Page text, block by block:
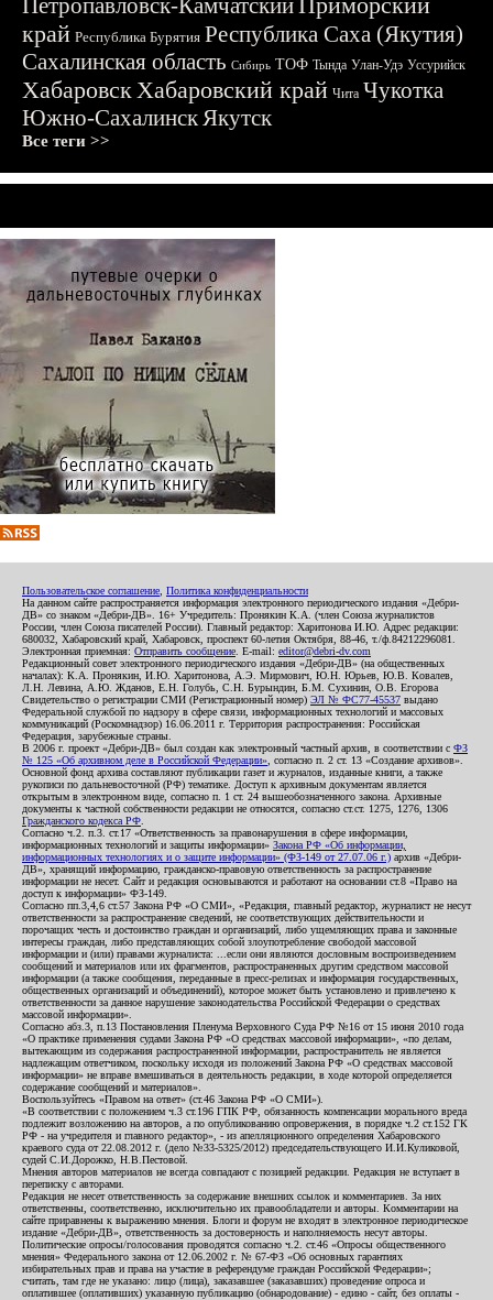
Петропавловск-Камчатский
край Республика Бурятия Республика Саха (Якутия)
Сахалинская область Сибирь ТОФ Тында Улан-Удэ Уссурийск
ХабаровскХабаровский край Чита Чукотка
Южно-СахалинскЯкутск
Все теги >>
Пользовательское соглашение Политика конфиденциальности
На данном сайте распространяется информация электронного периодического издания «Дебри-
ДВ» со знаком «Дебри-ДВ». 16+ Учредитель: Пронякин К.А. (член Союза журналистов
России, член Союза писателей России). Главный редактор: Харитонова И.Ю. Адрес редакции:
680032, Хабаровский край, Хабаровск, проспект 60-летия Октября, 88-46, т./ф.84212296081.
Электронная приемная: Отправить сообщение . E-mail: editor@debri-dv.com
Редакционный совет электронного периодического издания «Дебри-ДВ» (на общественных
началах): К.А. Пронякин, И.Ю. Харитонова, А.Э. Мирмович, Ю.Н. Юрьев, Ю.В. Ковалев,
Л.Н. Левина, А.Ю. Жданов, Е.Н. Голубь, С.Н. Бурындин, Б.М. Сухинин, О.В. Егорова
Свидетельство о регистрации СМИ (Регистрационный номер) ЭЛ № ФС77-45537 выдано
Федеральной службой по надзору в сфере связи, информационных технологий и массовых
коммуникаций (Роскомнадзор) 16.06.2011 г. Территория распространения: Российская
Федерация, зарубежные страны.
В 2006 г. проект «Дебри-ДВ» был создан как электронный частный архив, в соответствии с ФЗ
№ 125 «Об архивном деле в Российской Федерации» , согласно п. 2 ст. 13 «Создание архивов».
Основной фонд архива составляют публикации газет и журналов, изданные книги, а также
рукописи по дальневосточной (РФ) тематике. Доступ к архивным документам является
открытым в электронном виде, согласно п. 1 ст. 24 вышеобозначенного закона. Архивные
документы к частной собственности редакции не относятся, согласно ст.ст. 1275, 1276, 1306
Гражданского кодекса РФ
Согласно ч.2. п.3. ст.17 «Ответственность за правонарушения в сфере информации,
информационных технологий и защиты информации» Закона РФ «Об информации,
информационных технологиях и о защите информации» (ФЗ-149 от 27.07.06 г.) архив «Дебри-
ДВ», хранящий информацию, гражданско-правовую ответственность за распространение
информации не несет. Сайт и редакция основываются и работают на основании ст.8 «Право на
доступ к информации» ФЗ-149.
Согласно пп.3,4,6 ст.57 Закона РФ «О СМИ», «Редакция, главный редактор, журналист не несут
ответственности за распространение сведений, не соответствующих действительности и
порочащих честь и достоинство граждан и организаций, либо ущемляющих права и законные
интересы граждан, либо представляющих собой злоупотребление свободой массовой
информации и (или) правами журналиста: ...если они являются дословным воспроизведением
сообщений и материалов или их фрагментов, распространенных другим средством массовой
информации (а также сообщения, переданные в пресс-релизах и информация государственных,
общественных организаций и объединений), которое может быть установлено и привлечено к
ответственности за данное нарушение законодательства Российской Федерации о средствах
массовой информации».
Согласно абз.3, п.13 Постановления Пленума Верховного Суда РФ №16 от 15 июня 2010 года
«О практике применения судами Закона РФ «О средствах массовой информации», «по делам,
вытекающим из содержания распространенной информации, распространитель не является
надлежащим ответчиком, поскольку исходя из положений Закона РФ «О средствах массовой
информации» не вправе вмешиваться в деятельность редакции, в ходе которой определяется
содержание сообщений и материалов».
Воспользуйтесь «Правом на ответ» (ст.46 Закона РФ «О СМИ»).
«В соответствии с положением ч.3 ст.196 ГПК РФ, обязанность компенсации морального вреда
подлежит возложению на авторов, а по опубликованию опровержения, в порядке ч.2 ст.152 ГК
РФ - на учредителя и главного редактор», - из апелляционного определения Хабаровского
краевого суда от 22.08.2012 г. (дело №33-5325/2012) председательствующего И.И.Куликовой,
судей С.И.Дорожко, Н.В.Пестовой.
Мнения авторов материалов не всегда совпадают с позицией редакции. Редакция не вступает в
переписку с авторами.
Редакция не несет ответственность за содержание внешних ссылок и комментариев. За них
ответственны, соответственно, исключительно их правообладатели и авторы. Комментарии на
сайте приравнены к выражению мнения. Блоги и форум не входят в электронное периодическое
издание «Дебри-ДВ», ответственность за достоверность и наполняемость несут авторы.
Политические опросы/голосования проводятся согласно ч.2. ст.46 «Опросы общественного
мнения» Федерального закона от 12.06.2002 г. № 67-ФЗ «Об основных гарантиях
избирательных прав и права на участие в референдуме граждан Российской Федерации»;
считать, там где не указано: лицо (лица), заказавшее (заказавших) проведение опроса и
оплатившее (оплативших) указанную публикацию (обнародование) - едино - сайт, без оплаты -